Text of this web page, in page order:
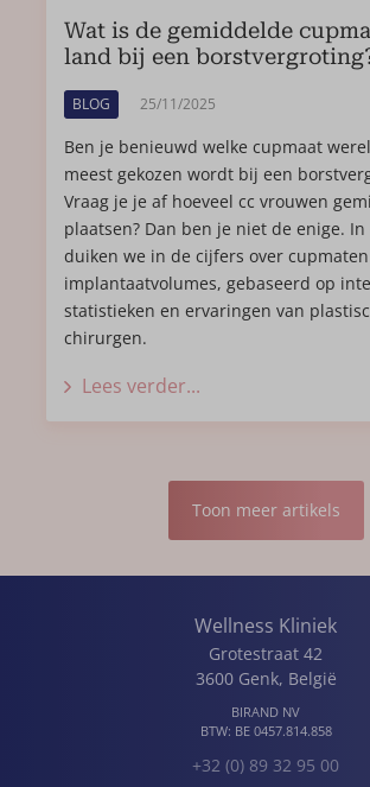
Wat is de gemiddelde
land bij een
BLOG 25/11/2025
Ben je benieuwd welke cupmaat
meest gekozen wordt bij een
Vraag je je af hoeveel cc vrouwen
plaatsen? Dan ben je niet de enige.
duiken we in de cijfers over
implantaatvolumes, gebaseerd op
statistieken en ervaringen van
chirurgen.
Lees verder...
Toon meer artikels
Wellness Kliniek
Grotestraat 42
3600 Genk, België
BIRAND NV
BTW: BE 0457.814.858
+32 (0) 89 32 95 00